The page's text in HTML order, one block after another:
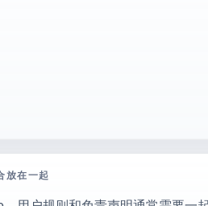
放在一起